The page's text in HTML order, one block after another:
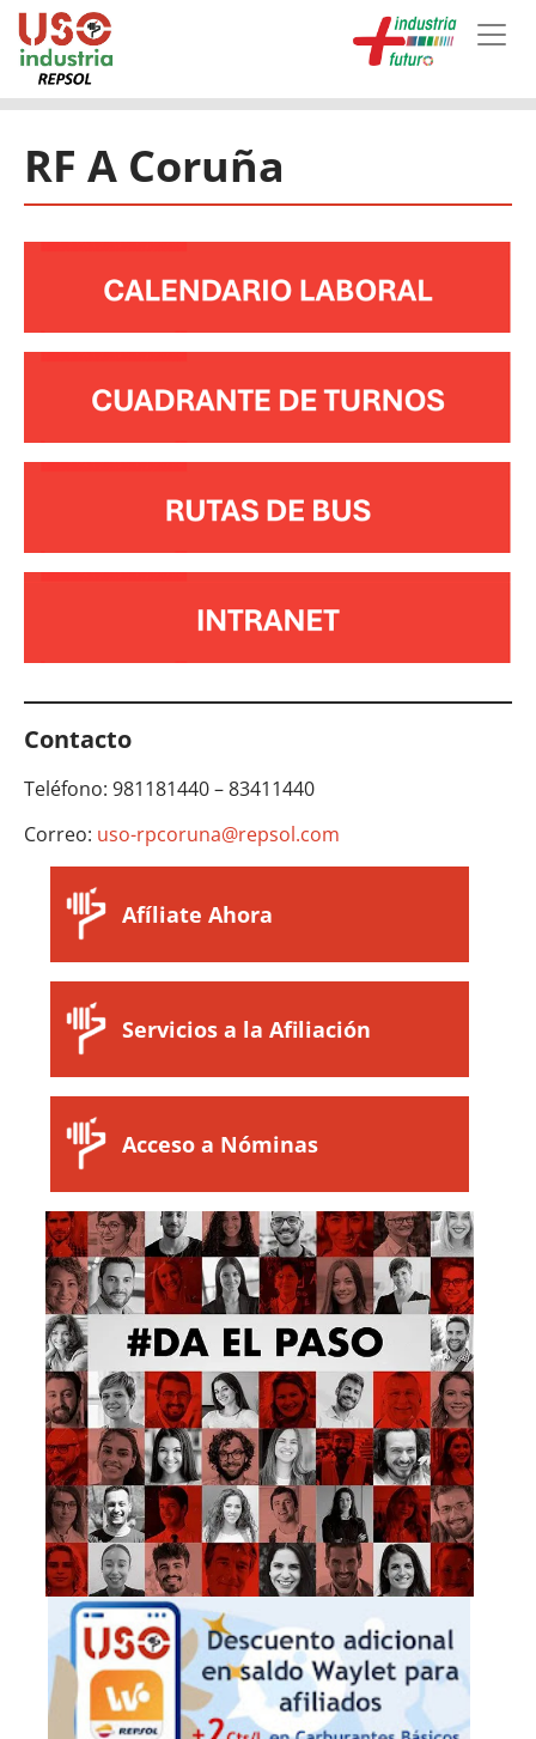
Skip to main content
RF A Coruña
Contacto
Teléfono: 981181440 – 83411440
Correo: uso-rpcoruna@repsol.com
Afíliate Ahora
Servicios a la Afiliación
Acceso a Nóminas